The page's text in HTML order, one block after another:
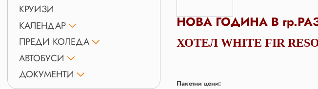
КРУИЗИ
КАЛЕНДАР
ПРЕДИ КОЛЕДА
АВТОБУСИ
ДОКУМЕНТИ
НОВА ГОДИНА В
ХОТЕЛ WHITE FIR
Пакетни цени: